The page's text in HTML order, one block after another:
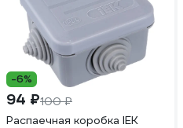
-6%
94 ₽100 ₽
Распаечная коробка IEK